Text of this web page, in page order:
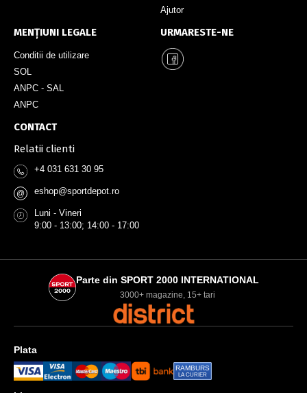
Ajutor
MENȚIUNI LEGALE
Conditii de utilizare
SOL
ANPC - SAL
ANPC
URMARESTE-NE
CONTACT
Relatii clienti
+4 031 631 30 95
@ eshop@sportdepot.ro
Luni - Vineri
9:00 - 13:00; 14:00 - 17:00
Parte din SPORT 2000 INTERNATIONAL
3000+ magazine, 15+ tari
Plata
RAMBURS
LA CURIER